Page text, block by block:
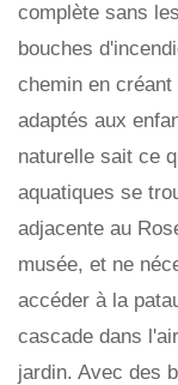
complète sans
bouches
chemin en
adaptés aux
naturelle sait ce
aquatiques se
adjacente au
musée, et ne
accéder à la
cascade dans
jardin. Avec des